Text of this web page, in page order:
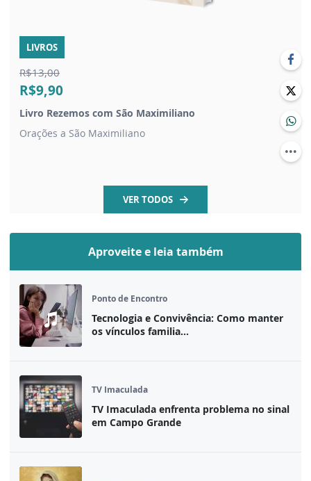
LIVROS
R$13,00
R$9,90
Livro Rezemos com São Maximiliano
Orações a São Maximiliano
VER TODOS
Aproveite e leia também
Ponto de Encontro
Tecnologia e Convivência: Como manter
os vínculos familia...
TV Imaculada
TV Imaculada enfrenta problema no sinal
em Campo Grande